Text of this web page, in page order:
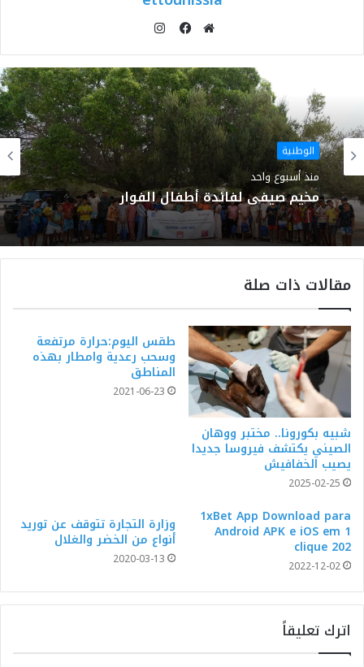
الويب
الوطنية
منذ أسبوع واحد
مخيم صيفي لفائدة أطفال الفوار
مقالات ذات صلة
شبيه بكورونا.. مختبر ووهان
الصيني يكتشف فيروسا جديدا
يصيب الخفافيش
2025-02-25
طقس اليوم:حرارة مرتفعة
وسحب رعدية وامطار بهذه
المناطق
2021-06-23
1xBet App Download para
Android APK e iOS em 1
clique 202
2022-12-02
وزارة التجارة تتوقف عن توريد
أنواع من الخضر والغلال
2020-03-13
اترك تعليقاً